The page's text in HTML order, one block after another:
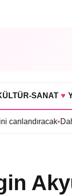
SANAT ♥
•Daha 17’ye